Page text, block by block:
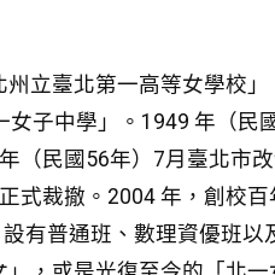
臺北第一高等女學校」
子中學」。1949 年（民
（民國56年）7月臺北市
式裁撤。2004 年，創校
普通班、數理資優班以